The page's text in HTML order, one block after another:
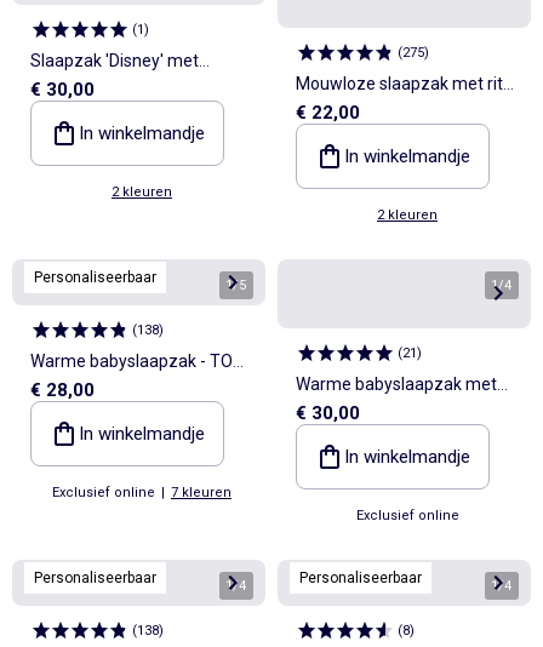
(1)
Slaapzak 'Disney' met
afneembare mouwen
€ 30,00
In winkelmandje
2 kleuren
(275)
Mouwloze slaapzak met rits
'Disney' 'Stitch' van velours
€ 22,00
In winkelmandje
2 kleuren
Personaliseerbaar 1/5
(138)
Warme babyslaapzak - TOG
2
€ 28,00
In winkelmandje
Exclusief online | 7 kleuren
1/4
(21)
Warme babyslaapzak met
afneembare mouwen, TOG-
waarde 2
€ 30,00
In winkelmandje
Exclusief online
Personaliseerbaar 1/4
(138)
Personaliseerbaar 1/4
(8)